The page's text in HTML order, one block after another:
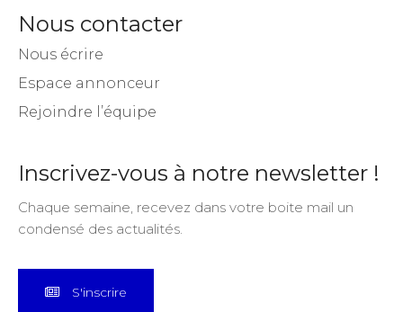
Nous contacter
Nous écrire
Espace annonceur
Rejoindre l’équipe
Inscrivez-vous à notre newsletter !
Chaque semaine, recevez dans votre boite mail un
condensé des actualités.
S'inscrire